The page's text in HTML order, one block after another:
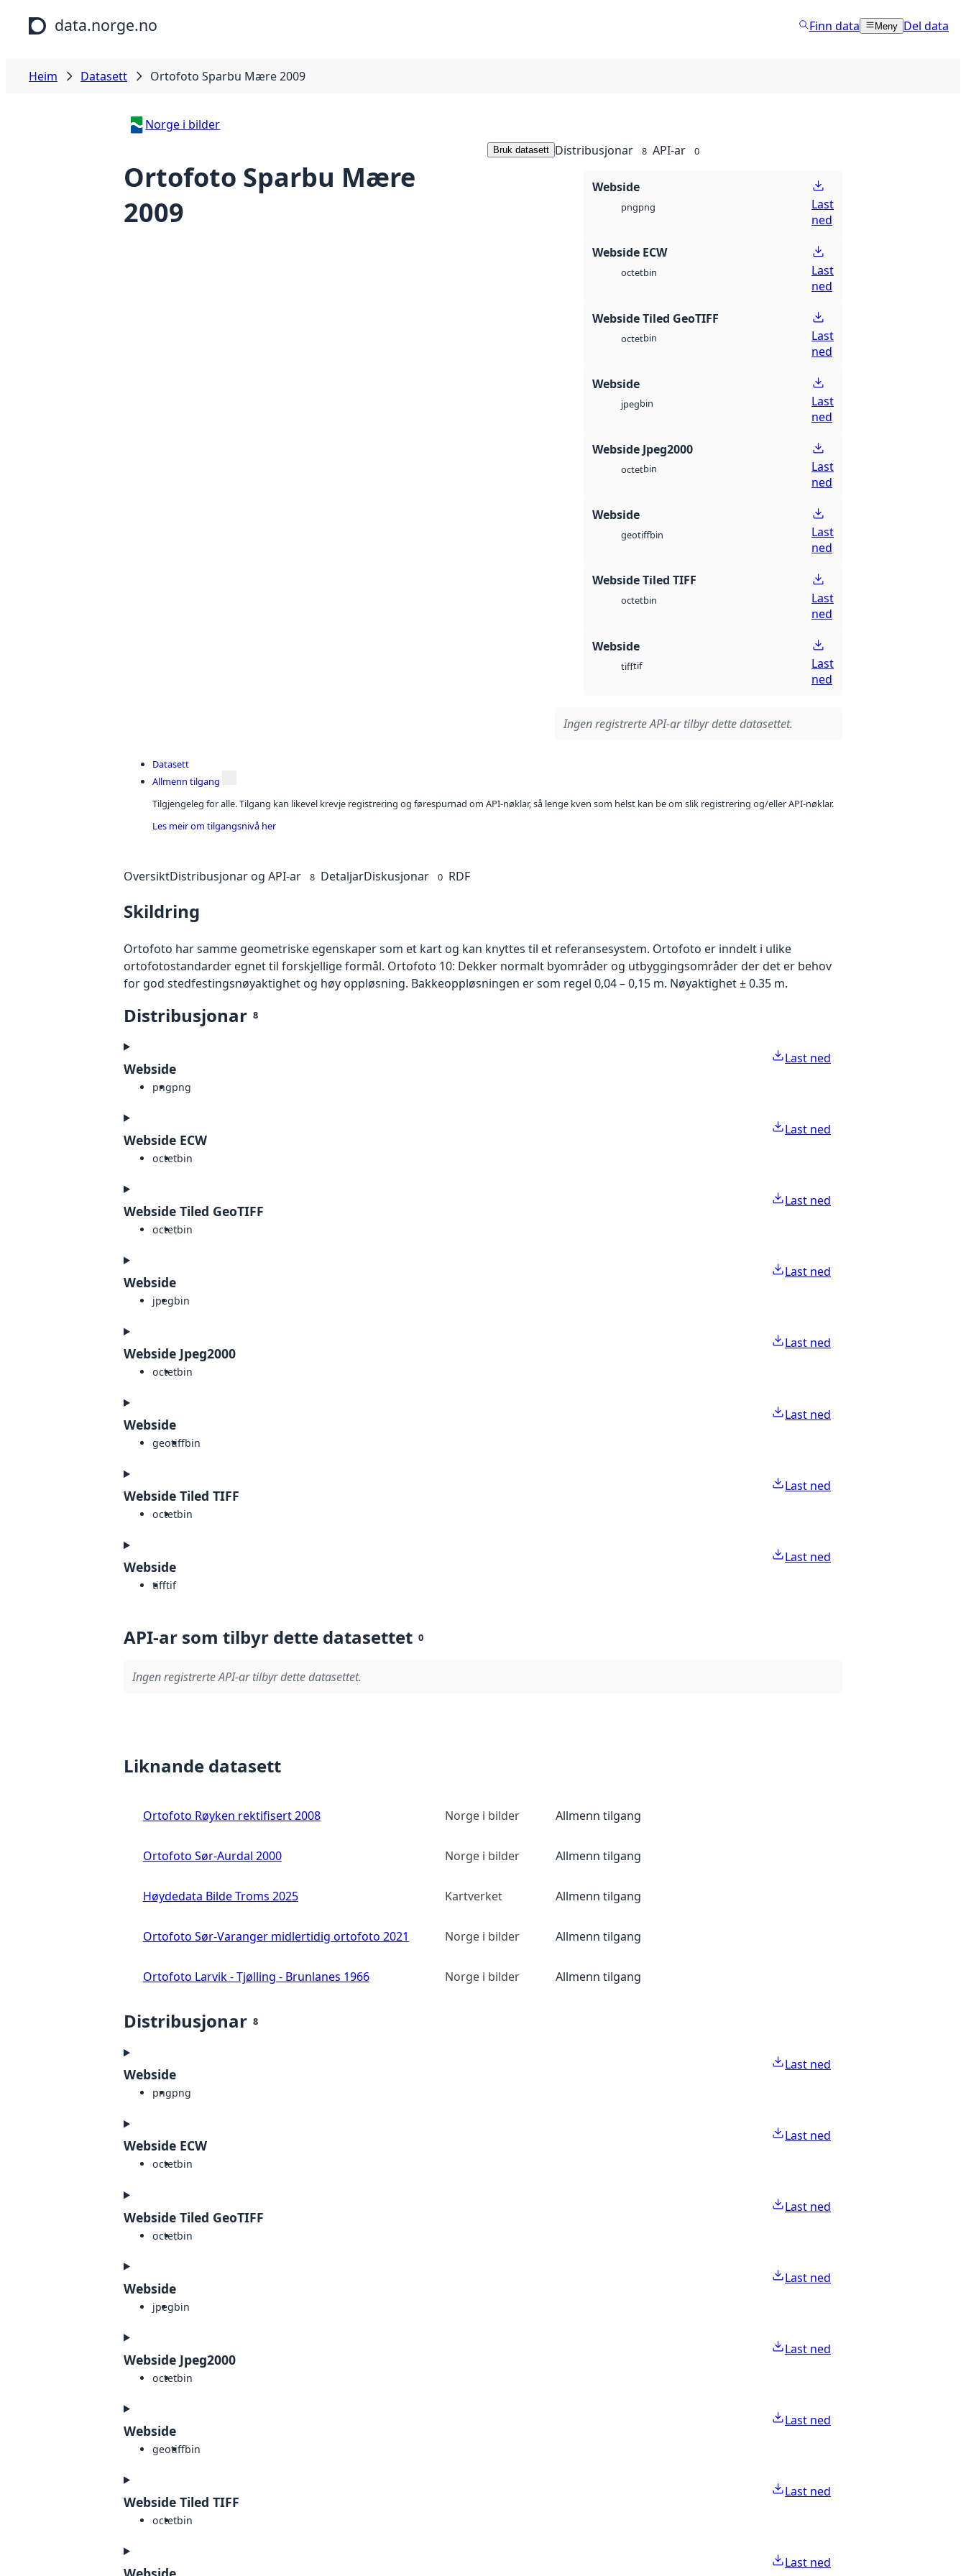
Hopp til hovudinnhald
data.norge.no Finn data Meny Del data
Heim Datasett Ortofoto Sparbu Mære 2009
Norge i bilder
Ortofoto Sparbu Mære
2009
Bruk datasett Distribusjonar 8 API-ar 0
Webside
pngpng
Last
ned
Webside ECW
octetbin
Last
ned
Webside Tiled GeoTIFF
octetbin
Last
ned
Webside
jpegbin
Last
ned
Webside Jpeg2000
octetbin
Last
ned
Webside
geotiffbin
Last
ned
Webside Tiled TIFF
octetbin
Last
ned
Webside
tifftif
Last
ned
Ingen registrerte API-ar tilbyr dette datasettet.
Datasett
Allmenn tilgang
Tilgjengeleg for alle. Tilgang kan likevel krevje registrering og førespurnad om API-nøklar, så lenge kven som helst kan be om slik registrering og/eller API-nøklar.
Les meir om tilgangsnivå her
OversiktDistribusjonar og API-ar 8 DetaljarDiskusjonar 0 RDF
Skildring
Ortofoto har samme geometriske egenskaper som et kart og kan knyttes til et referansesystem. Ortofoto er inndelt i ulike
ortofotostandarder egnet til forskjellige formål. Ortofoto 10: Dekker normalt byområder og utbyggingsområder der det er behov
for god stedfestingsnøyaktighet og høy oppløsning. Bakkeoppløsningen er som regel 0,04 – 0,15 m. Nøyaktighet ± 0.35 m.
Distribusjonar 8
Webside
pngpng
Last ned
Webside ECW
octetbin
Last ned
Webside Tiled GeoTIFF
octetbin
Last ned
Webside
jpegbin
Last ned
Webside Jpeg2000
octetbin
Last ned
Webside
geotiffbin
Last ned
Webside Tiled TIFF
octetbin
Last ned
Webside
tifftif
Last ned
API-ar som tilbyr dette datasettet 0
Ingen registrerte API-ar tilbyr dette datasettet.
Liknande datasett
Ortofoto Røyken rektifisert 2008 Norge i bilder Allmenn tilgang
Ortofoto Sør-Aurdal 2000 Norge i bilder Allmenn tilgang
Høydedata Bilde Troms 2025 Kartverket Allmenn tilgang
Ortofoto Sør-Varanger midlertidig ortofoto 2021 Norge i bilder Allmenn tilgang
Ortofoto Larvik - Tjølling - Brunlanes 1966 Norge i bilder Allmenn tilgang
Distribusjonar 8
Webside
pngpng
Last ned
Webside ECW
octetbin
Last ned
Webside Tiled GeoTIFF
octetbin
Last ned
Webside
jpegbin
Last ned
Webside Jpeg2000
octetbin
Last ned
Webside
geotiffbin
Last ned
Webside Tiled TIFF
octetbin
Last ned
Last ned